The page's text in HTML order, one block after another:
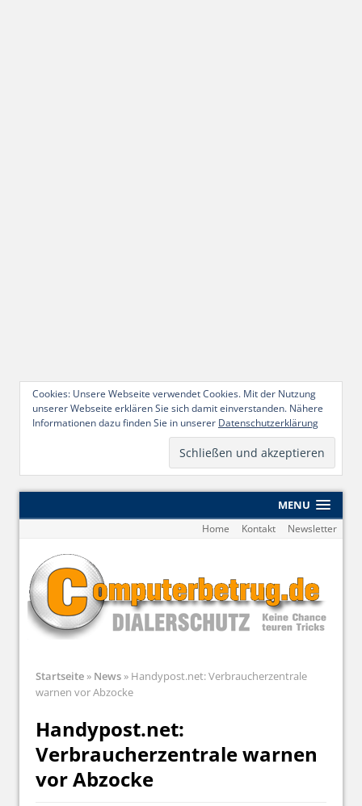
Cookies: Unsere Webseite verwendet Cookies. Mit der Nutzung
unserer Webseite erklären Sie sich damit einverstanden. Nähere
Informationen dazu finden Sie in unserer Datenschutzerklärung
MENU
Home Kontakt Newsletter
Startseite» News» Handypost.net: Verbraucherzentrale
warnen vor Abzocke
Handypost.net:
Verbraucherzentrale warnen
vor Abzocke